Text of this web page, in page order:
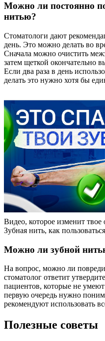
Можно ли постоянно
нитью?
Стоматологи дают
день. Это можно делать во
Сначала можно очистить
затем щеткой окончательно
Если два раза в день
делать это нужно хотя бы
Видео, которое изменит
Зубная нить, как
Можно ли зубной
На вопрос, можно ли
стоматолог ответит
пациентов, которые не
первую очередь нужно
рекомендуют использовать
Полезные советы